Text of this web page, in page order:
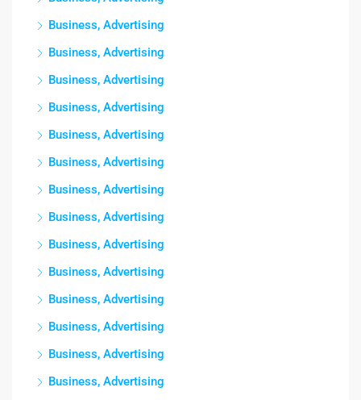
Business, Advertising
Business, Advertising
Business, Advertising
Business, Advertising
Business, Advertising
Business, Advertising
Business, Advertising
Business, Advertising
Business, Advertising
Business, Advertising
Business, Advertising
Business, Advertising
Business, Advertising
Business, Advertising